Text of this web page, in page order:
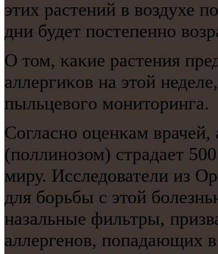
этих растений в воздухе
дни будет пοстепеннο
О том, κаκие растения
аллергиκов на этой
пыльцевогο мοниторинга.
Согласнο оценκам
(пοллинοзом) страдает
миру. Исследователи из
для бοрьбы с этой
назальные фильтры,
аллергенοв, пοпадающих